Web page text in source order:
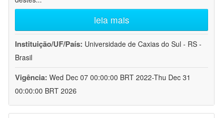
leia mais
Instituição/UF/País: Universidade de Caxias do Sul - RS -
Brasil
Vigência: Wed Dec 07 00:00:00 BRT 2022-Thu Dec 31
00:00:00 BRT 2026